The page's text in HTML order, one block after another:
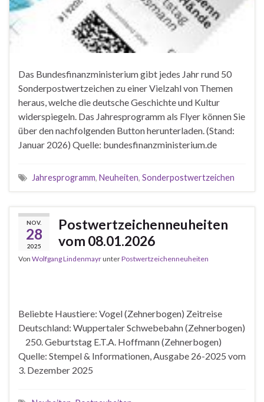
Das Bundesfinanzministerium gibt jedes Jahr rund 50
Sonderpostwertzeichen zu einer Vielzahl von Themen
heraus, welche die deutsche Geschichte und Kultur
widerspiegeln. Das Jahresprogramm als Flyer können Sie
über den nachfolgenden Button herunterladen. (Stand:
Januar 2026) Quelle: bundesfinanzministerium.de
Jahresprogramm, Neuheiten, Sonderpostwertzeichen
NOV.
28
2025
Postwertzeichenneuheiten
vom 08.01.2026
Von Wolfgang LindenmayrunterPostwertzeichenneuheiten
Beliebte Haustiere: Vogel (Zehnerbogen) Zeitreise
Deutschland: Wuppertaler Schwebebahn (Zehnerbogen)
250. Geburtstag E.T.A. Hoffmann (Zehnerbogen)
Quelle: Stempel & Informationen, Ausgabe 26-2025 vom
3. Dezember 2025